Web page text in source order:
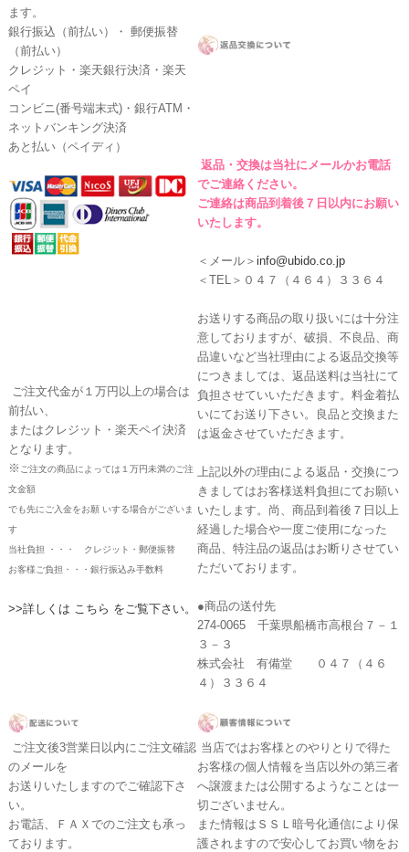
ます。
銀行振込（前払い）・ 郵便振替
（前払い）
クレジット・楽天銀行決済・楽天
ペイ
コンビニ(番号端末式)・銀行ATM・
ネットバンキング決済
あと払い（ペイディ）
返品・交換は当社にメールかお電話
でご連絡ください。
ご連絡は商品到着後７日以内にお願い
いたします。
＜メール＞ info@ubido.co.jp
＜TEL＞０４７（４６４）３３６４
ご注文代金が１万円以上の場合は
前払い、
またはクレジット・楽天ペイ決済
となります。
※ ご注文の商品によっては１万円未満のご注
文金額
でも先にご入金をお願 いする場合がございま
す
当社負担 ・・・ クレジット・郵便振替
お客様ご負担・・・銀行振込み手数料
>>詳しくは こちら をご覧下さい。
お送りする商品の取り扱いには十分注
意しておりますが、破損、不良品、商
品違いなど当社理由による返品交換等
につきましては、返品送料は当社にて
負担させていいただきます。料金着払
いにてお送り下さい。良品と交換また
は返金させていただきます。
上記以外の理由による返品・交換につ
きましてはお客様送料負担にてお願い
いたします。尚、商品到着後７日以上
経過した場合や一度ご使用になった
商品、特注品の返品はお断りさせてい
ただいております。
●商品の送付先
274-0065 千葉県船橋市高根台７－１
３－３
株式会社 有備堂 ０４７（４６
４）３３６４
ご注文後3営業日以内にご注文確認
のメールを
お送りいたしますのでご確認下さ
い。
お電話、ＦＡＸでのご注文も承っ
ております。
当店ではお客様とのやりとりで得た
お客様の個人情報を当店以外の第三者
へ譲渡または公開するようなことは一
切ございません。
また情報はＳＳＬ暗号化通信により保
護されますので安心してお買い物をお